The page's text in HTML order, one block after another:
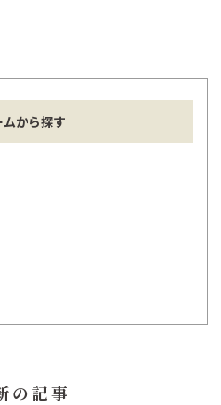
ムから探す
の記事